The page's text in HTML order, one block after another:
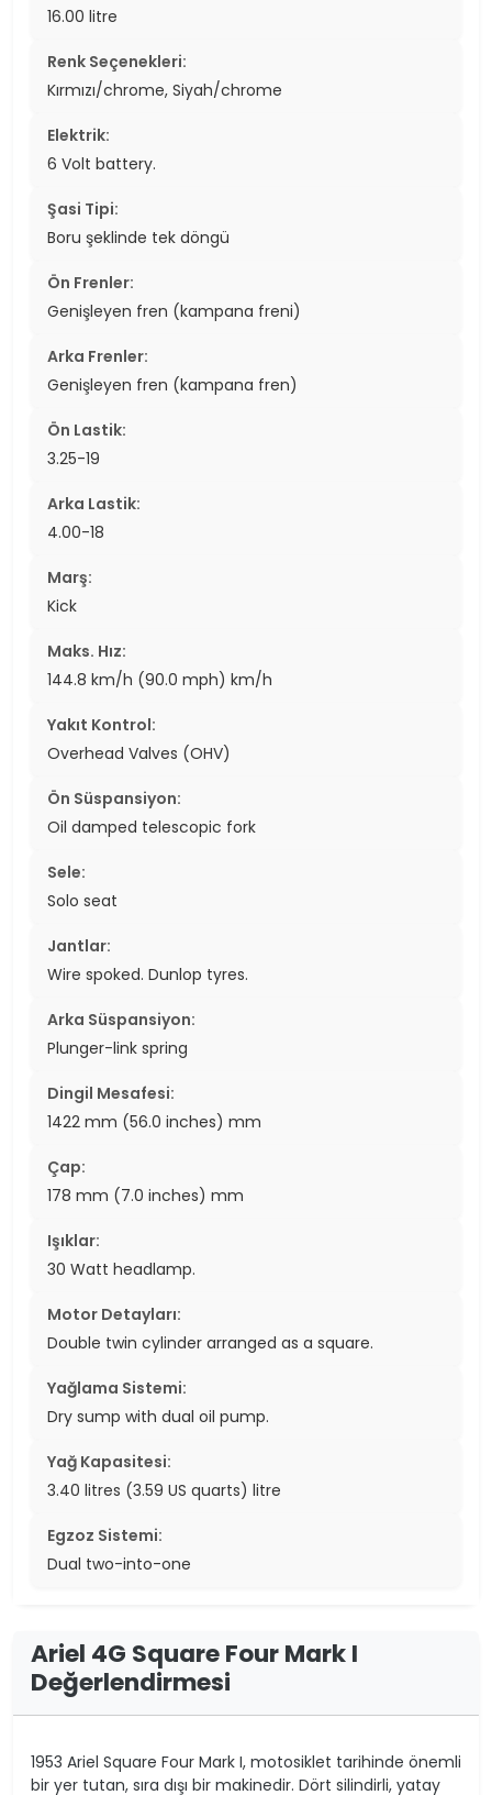
16.00 litre
Renk Seçenekleri:
Kırmızı/chrome, Siyah/chrome
Elektrik:
6 Volt battery.
Şasi Tipi:
Boru şeklinde tek döngü
Ön Frenler:
Genişleyen fren (kampana freni)
Arka Frenler:
Genişleyen fren (kampana fren)
Ön Lastik:
3.25-19
Arka Lastik:
4.00-18
Marş:
Kick
Maks. Hız:
144.8 km/h (90.0 mph) km/h
Yakıt Kontrol:
Overhead Valves (OHV)
Ön Süspansiyon:
Oil damped telescopic fork
Sele:
Solo seat
Jantlar:
Wire spoked. Dunlop tyres.
Arka Süspansiyon:
Plunger-link spring
Dingil Mesafesi:
1422 mm (56.0 inches) mm
Çap:
178 mm (7.0 inches) mm
Işıklar:
30 Watt headlamp.
Motor Detayları:
Double twin cylinder arranged as a square.
Yağlama Sistemi:
Dry sump with dual oil pump.
Yağ Kapasitesi:
3.40 litres (3.59 US quarts) litre
Egzoz Sistemi:
Dual two-into-one
Ariel 4G Square Four Mark I
Değerlendirmesi
1953 Ariel Square Four Mark I, motosiklet tarihinde önemli
bir yer tutan, sıra dışı bir makinedir. Dört silindirli, yatay